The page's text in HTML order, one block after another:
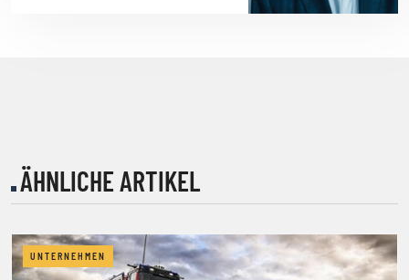
ÄHNLICHE ARTIKEL
UNTERNEHMEN